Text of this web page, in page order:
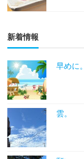
新着情報
早めに。
雲。